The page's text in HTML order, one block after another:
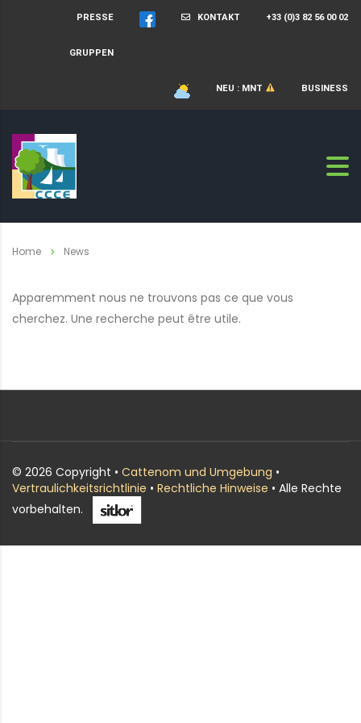
+33 (0)3 82 56 00 02
KONTAKT
PRESSE
GRUPPEN
BUSINESS
NEU : MNT
Home News
Apparemment nous ne trouvons pas ce que vous
cherchez. Une recherche peut être utile.
© 2026 Copyright • Cattenom und Umgebung •
Vertraulichkeitsrichtlinie • Rechtliche Hinweise • Alle Rechte
vorbehalten.